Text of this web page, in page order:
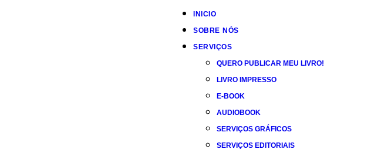
INICIO
SOBRE NÓS
SERVIÇOS
QUERO PUBLICAR MEU LIVRO!
LIVRO IMPRESSO
E-BOOK
AUDIOBOOK
SERVIÇOS GRÁFICOS
SERVIÇOS EDITORIAIS